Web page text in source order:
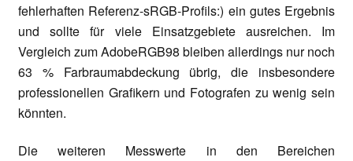
fehlerhaften Referenz-sRGB-Profils:) ein gutes Ergebnis
und sollte für viele Einsatzgebiete ausreichen. Im
Vergleich zum AdobeRGB98 bleiben allerdings nur noch
63 % Farbraumabdeckung übrig, die insbesondere
professionellen Grafikern und Fotografen zu wenig sein
könnten.
Die weiteren Messwerte in den Bereichen